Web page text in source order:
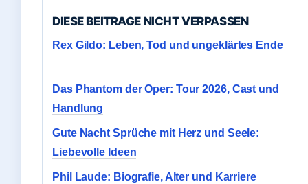
DIESE BEITRAGE NICHT VERPASSEN
Rex Gildo: Leben, Tod und ungeklärtes Ende
Das Phantom der Oper: Tour 2026, Cast und
Handlung
Gute Nacht Sprüche mit Herz und Seele:
Liebevolle Ideen
Phil Laude: Biografie, Alter und Karriere